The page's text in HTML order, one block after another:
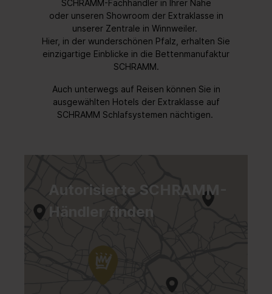
SCHRAMM-Fachhändler in Ihrer Nähe
oder unseren Showroom der Extraklasse in
unserer Zentrale in Winnweiler.
Hier, in der wunderschönen Pfalz, erhalten Sie
einzigartige Einblicke in die Bettenmanufaktur
SCHRAMM.
Auch unterwegs auf Reisen können Sie in
ausgewählten Hotels der Extraklasse auf
SCHRAMM Schlafsystemen nächtigen.
Autorisierte SCHRAMM-
Händler finden